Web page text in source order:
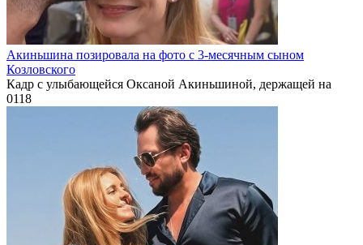
Акиньшина позировала на фото с 3-месячным сыном
Козловского
Кадр с улыбающейся Оксаной Акиньшиной, держащей на
0118